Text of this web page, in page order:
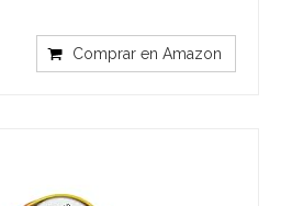
Comprar en Amazon